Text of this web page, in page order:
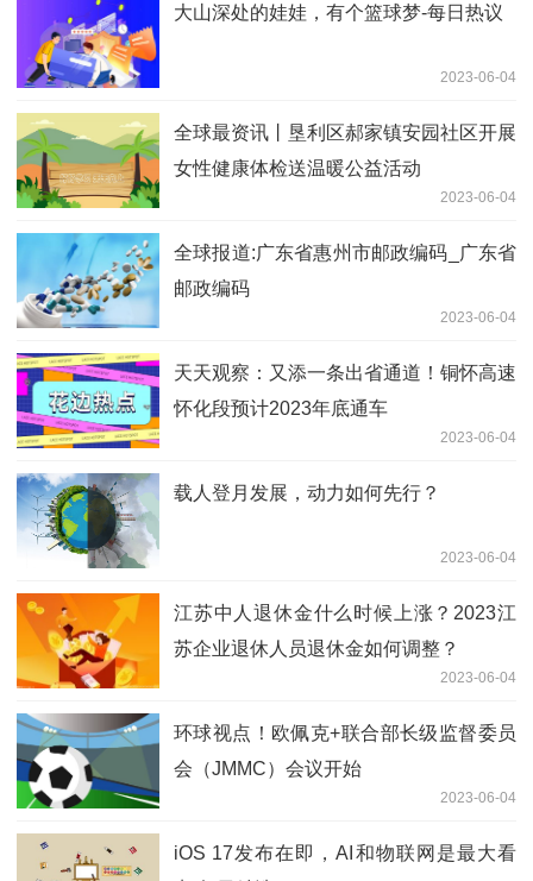
大山深处的娃娃，有个篮球梦-每日热议
2023-06-04
全球最资讯丨垦利区郝家镇安园社区开展
女性健康体检送温暖公益活动
2023-06-04
全球报道:广东省惠州市邮政编码_广东省
邮政编码
2023-06-04
天天观察：又添一条出省通道！铜怀高速
怀化段预计2023年底通车
2023-06-04
载人登月发展，动力如何先行？
2023-06-04
江苏中人退休金什么时候上涨？2023江
苏企业退休人员退休金如何调整？
2023-06-04
环球视点！欧佩克+联合部长级监督委员
会（JMMC）会议开始
2023-06-04
iOS 17发布在即，AI和物联网是最大看